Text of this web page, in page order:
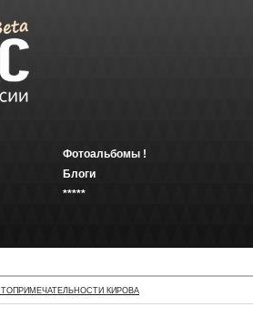
Фотоальбомы !
Блоги
*****
КИРОВА